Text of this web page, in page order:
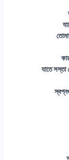
যাতে সস্তা